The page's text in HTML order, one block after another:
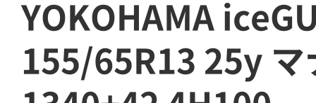
YOKOHAMA
155/65R13 25y マ